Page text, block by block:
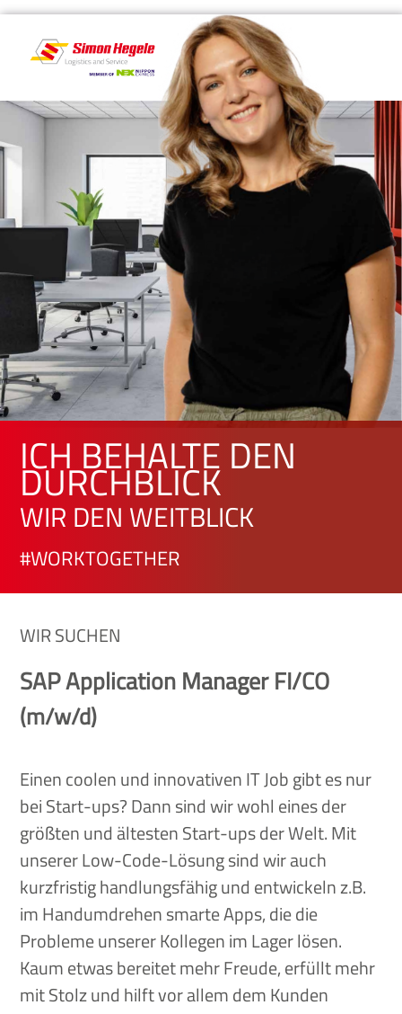
ICH BEHALTE DEN
DURCHBLICK
WIR DEN WEITBLICK
#WORKTOGETHER
WIR SUCHEN
SAP Application Manager FI/CO
(m/w/d)
Einen coolen und innovativen IT Job gibt es nur
bei Start-ups? Dann sind wir wohl eines der
größten und ältesten Start-ups der Welt. Mit
unserer Low-Code-Lösung sind wir auch
kurzfristig handlungsfähig und entwickeln z.B.
im Handumdrehen smarte Apps, die die
Probleme unserer Kollegen im Lager lösen.
Kaum etwas bereitet mehr Freude, erfüllt mehr
mit Stolz und hilft vor allem dem Kunden